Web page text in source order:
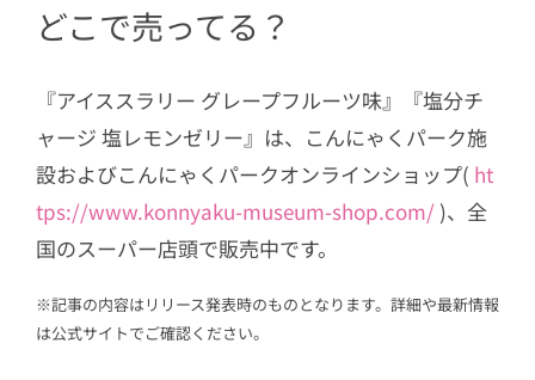
どこで売ってる？
『アイススラリー グレープフルーツ味』『塩分チ
ャージ 塩レモンゼリー』は、こんにゃくパーク施
設およびこんにゃくパークオンラインショップ( ht
tps://www.konnyaku-museum-shop.com/ )、全
国のスーパー店頭で販売中です。
※記事の内容はリリース発表時のものとなります。詳細や最新情報
は公式サイトでご確認ください。